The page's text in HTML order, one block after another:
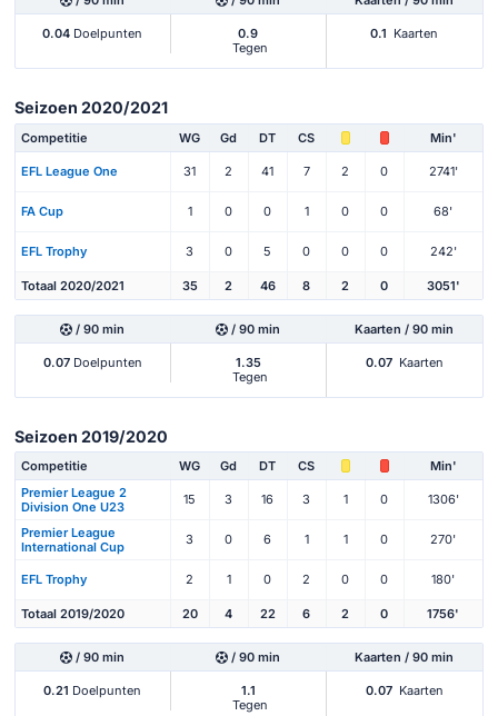
0.04 Doelpunten
0.9
Tegen
0.1 Kaarten
Seizoen 2020/2021
Competitie WG Gd DT CS Min'
EFL League One 31 2 41 7 2 0 2741'
FA Cup 1 0 0 1 0 0 68'
EFL Trophy 3 0 5 0 0 0 242'
Totaal 2020/2021 35 2 46 8 2 0 3051'
/ 90 min / 90 min Kaarten / 90 min
0.07Doelpunten
1.35
Tegen
0.07 Kaarten
Seizoen 2019/2020
Competitie WG Gd DT CS
Min'
Premier League 2
Division One U23
15 3 16 3 1 0 1306'
Premier League
International Cup
3 0 6 1 1 0 270'
EFL Trophy 2 1 0 2 0 0 180'
Totaal 2019/2020 20 4 22 6 2 0 1756'
/ 90 min / 90 min Kaarten / 90 min
0.21 Doelpunten
1.1
Tegen
0.07 Kaarten